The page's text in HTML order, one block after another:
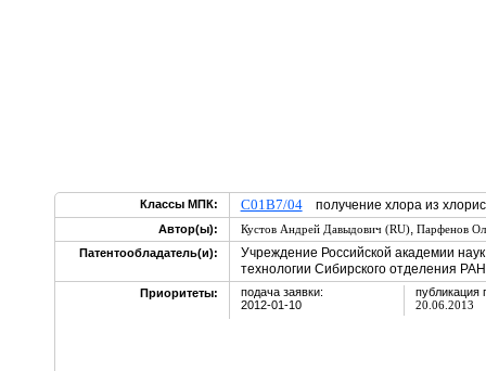
Классы МПК: C01B7/04получение хлора из
Автор(ы): Кустов Андрей Давыдович (RU), Парфенов
Патентообладатель(и):
Учреждение Российской академии
технологии Сибирского отделения
Приоритеты:
подача заявки:
2012-01-10
публикация
20.06.2013